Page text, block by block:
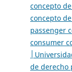
concepto
concepto
passenger
consumer
de derecho